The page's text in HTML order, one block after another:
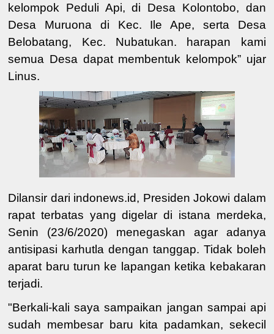
kelompok Peduli Api, di Desa Kolontobo, dan
Desa Muruona di Kec. Ile Ape, serta Desa
Belobatang, Kec. Nubatukan. harapan kami
semua Desa dapat membentuk kelompok” ujar
Linus.
Dilansir dari indonews.id, Presiden Jokowi dalam
rapat terbatas yang digelar di istana merdeka,
Senin (23/6/2020) menegaskan agar adanya
antisipasi karhutla dengan tanggap. Tidak boleh
aparat baru turun ke lapangan ketika kebakaran
terjadi.
"Berkali-kali saya sampaikan jangan sampai api
sudah membesar baru kita padamkan, sekecil